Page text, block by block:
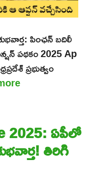
పింఛన్ బదిలీ
పథకం 2025 Ap
ప్రభుత్వం
2025: ఏపీలో
తిరిగి